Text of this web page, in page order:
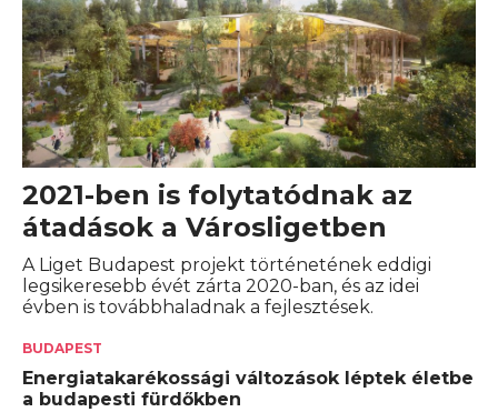
2021-ben is folytatódnak az
átadások a Városligetben
A Liget Budapest projekt történetének eddigi
legsikeresebb évét zárta 2020-ban, és az idei
évben is továbbhaladnak a fejlesztések.
BUDAPEST
Energiatakarékossági változások léptek életbe
a budapesti fürdőkben